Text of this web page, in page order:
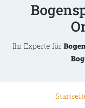
Ihr Experte für